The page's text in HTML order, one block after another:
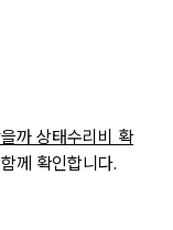
까 상태수리비 확
께 확인합니다.